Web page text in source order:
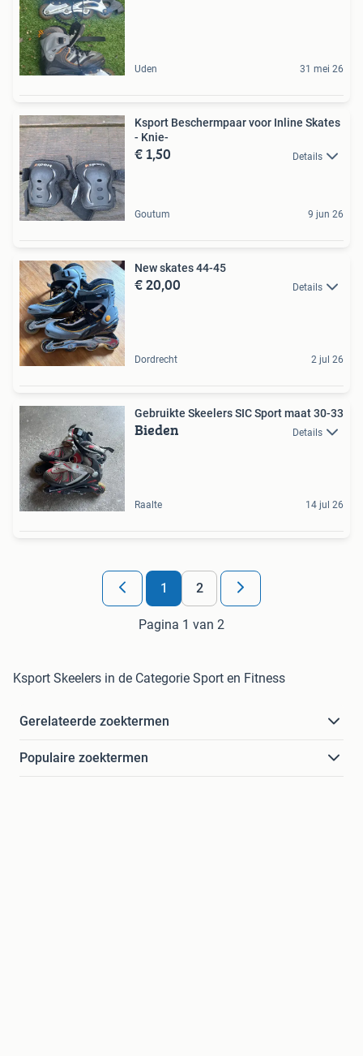
Uden 31 mei 26
Ksport Beschermpaar voor Inline Skates
- Knie-
€ 1,50 Details
Goutum 9 jun 26
New skates 44-45
€ 20,00 Details
Dordrecht 2 jul 26
Gebruikte Skeelers SIC Sport maat 30-33
Bieden Details
Raalte 14 jul 26
1 2
Pagina 1 van 2
Ksport Skeelers in de Categorie Sport en Fitness
Gerelateerde zoektermen
Populaire zoektermen